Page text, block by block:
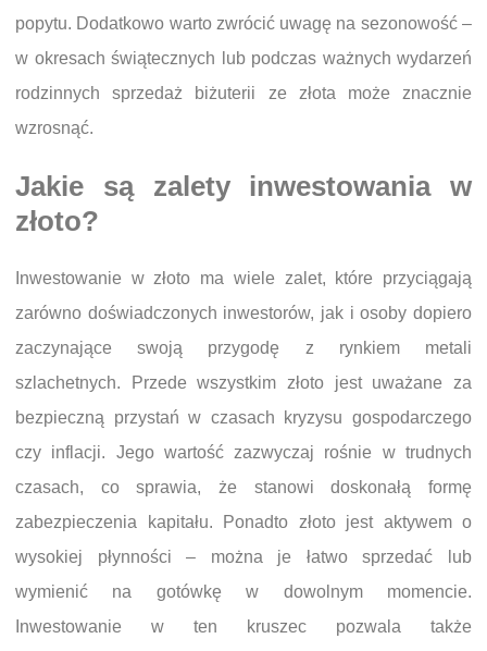
popytu. Dodatkowo warto zwrócić uwagę na sezonowość –
w okresach świątecznych lub podczas ważnych wydarzeń
rodzinnych sprzedaż biżuterii ze złota może znacznie
wzrosnąć.
Jakie są zalety inwestowania w
złoto?
Inwestowanie w złoto ma wiele zalet, które przyciągają
zarówno doświadczonych inwestorów, jak i osoby dopiero
zaczynające swoją przygodę z rynkiem metali
szlachetnych. Przede wszystkim złoto jest uważane za
bezpieczną przystań w czasach kryzysu gospodarczego
czy inflacji. Jego wartość zazwyczaj rośnie w trudnych
czasach, co sprawia, że stanowi doskonałą formę
zabezpieczenia kapitału. Ponadto złoto jest aktywem o
wysokiej płynności – można je łatwo sprzedać lub
wymienić na gotówkę w dowolnym momencie.
Inwestowanie w ten kruszec pozwala także